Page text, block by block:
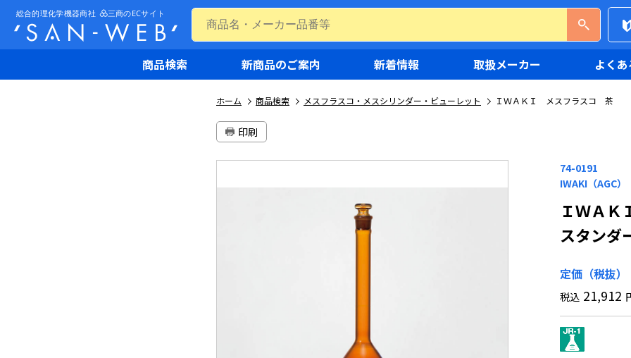
商品検索 新商品のご案内 新着情報 取扱メーカー よく
ホーム 商品検索 メスフラスコ・メスシリンダー・ビューレット ＩＷＡＫＩ メスフラスコ 茶
印刷
74-0191
IWAKI（AGC）
ＩＷＡ
スタンダ
定価（税抜）
税込 21,912